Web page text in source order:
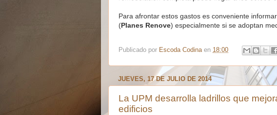
Para afrontar estos gastos es conveniente
(Planes Renove) especialmente si se adoptan
Publicado por Escoda Codina en 18:00
JUEVES, 17 DE JULIO DE 2014
La UPM desarrolla ladrillos que
edificios